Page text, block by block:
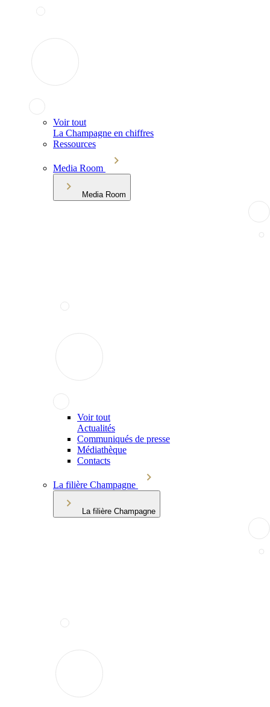
Voir tout
La Champagne en chiffres
Ressources
Media Room
Media Room
Voir tout
Actualités
Communiqués de presse
Médiathèque
Contacts
La filière Champagne
La filière Champagne